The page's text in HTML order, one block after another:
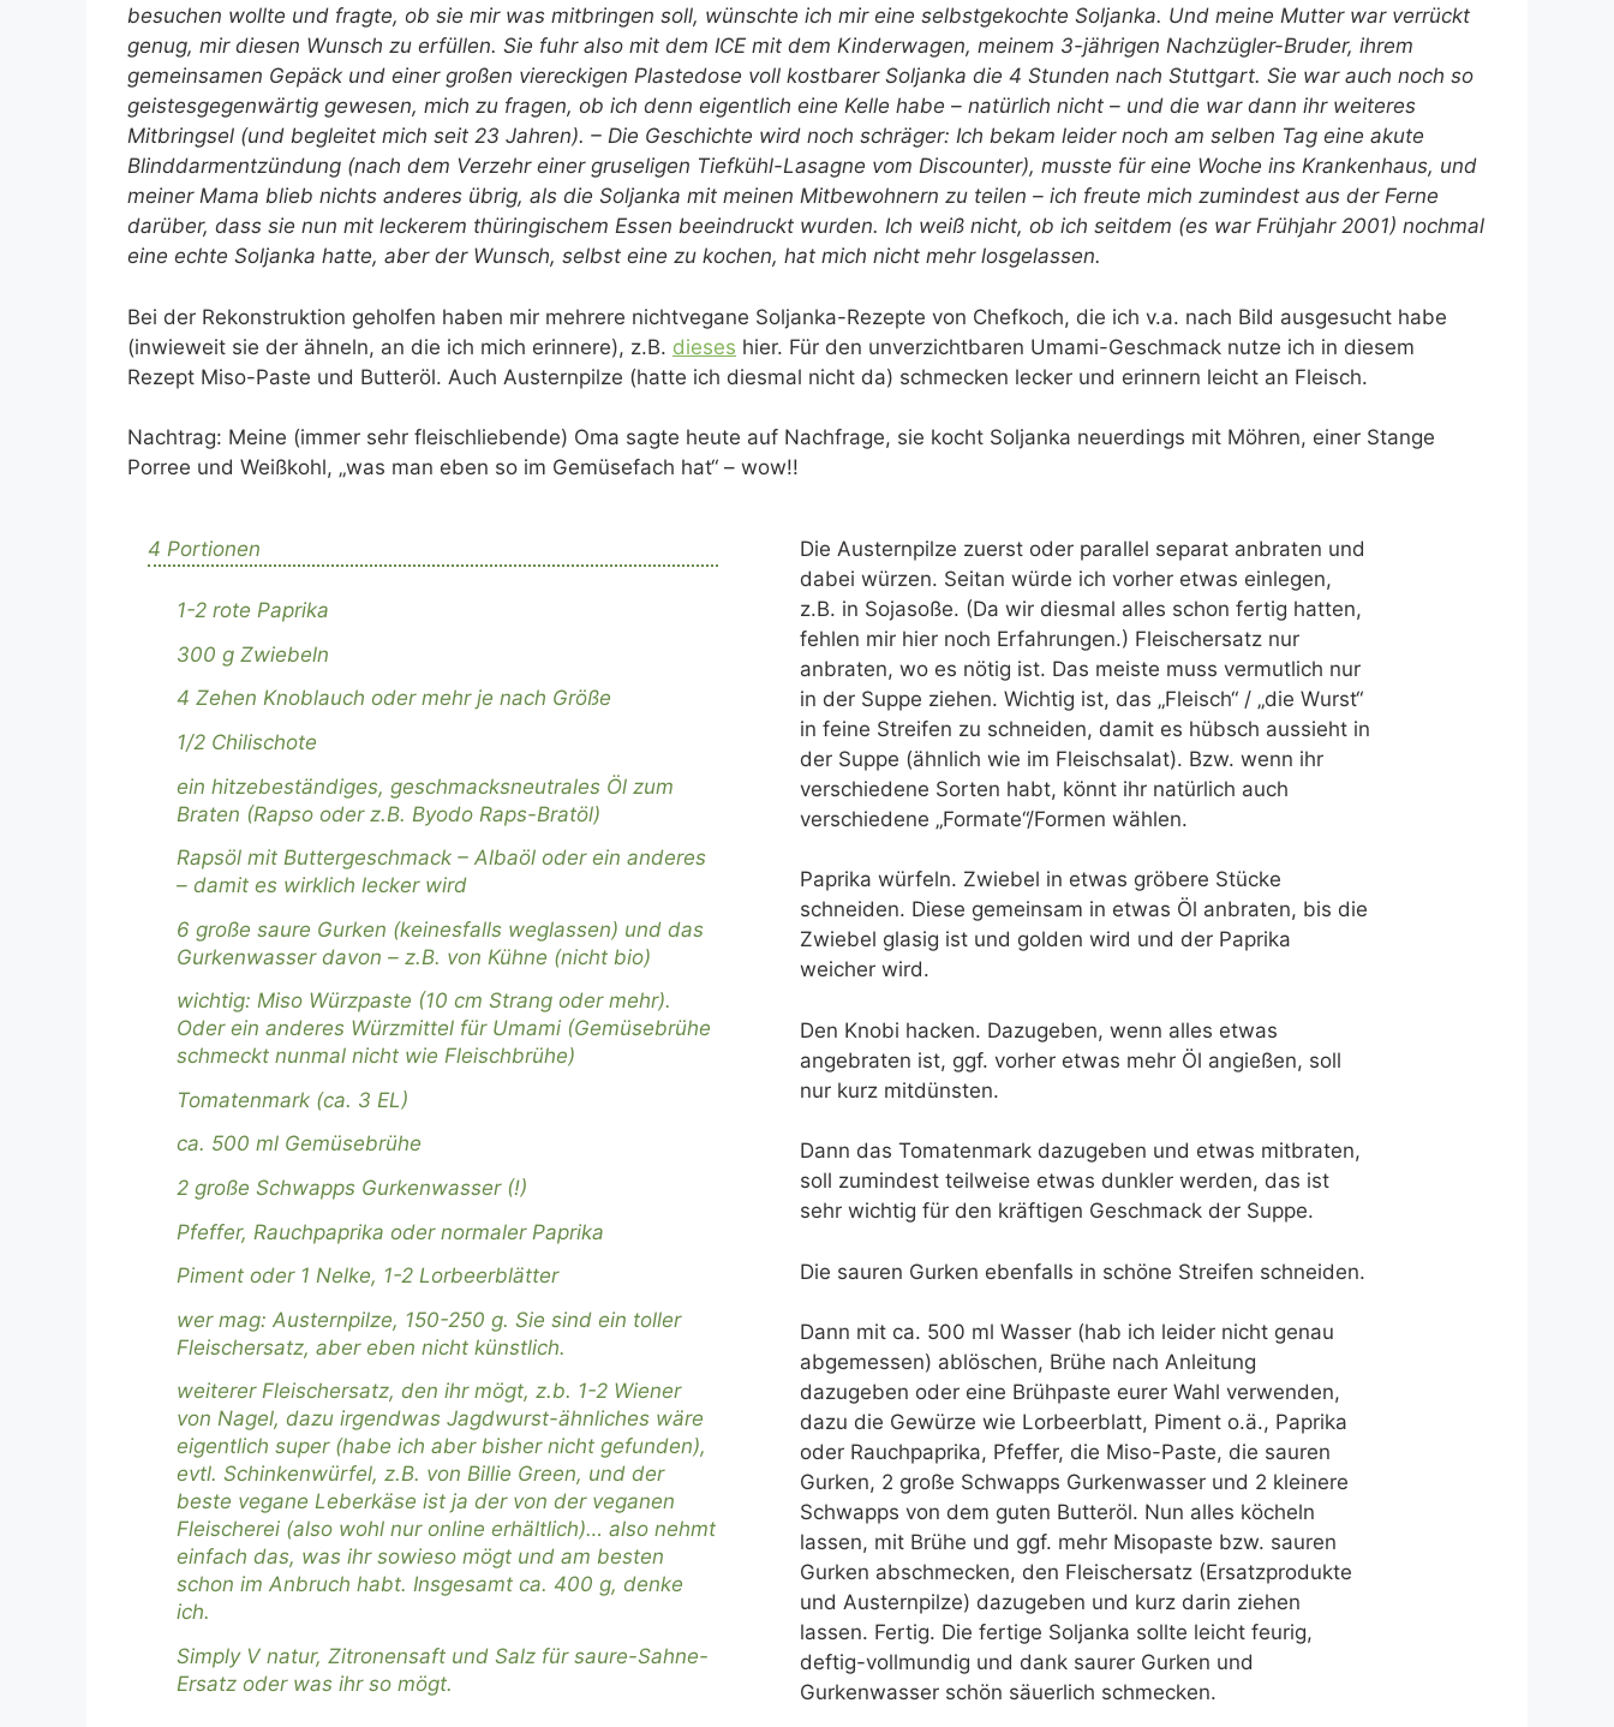
besuchen wollte und fragte, ob sie mir was mitbringen soll, wünschte ich mir eine selbstgekochte Soljanka. Und meine Mutter war verrückt
genug, mir diesen Wunsch zu erfüllen. Sie fuhr also mit dem ICE mit dem Kinderwagen, meinem 3-jährigen Nachzügler-Bruder, ihrem
gemeinsamen Gepäck und einer großen viereckigen Plastedose voll kostbarer Soljanka die 4 Stunden nach Stuttgart. Sie war auch noch so
geistesgegenwärtig gewesen, mich zu fragen, ob ich denn eigentlich eine Kelle habe – natürlich nicht – und die war dann ihr weiteres
Mitbringsel (und begleitet mich seit 23 Jahren). – Die Geschichte wird noch schräger: Ich bekam leider noch am selben Tag eine akute
Blinddarmentzündung (nach dem Verzehr einer gruseligen Tiefkühl-Lasagne vom Discounter), musste für eine Woche ins Krankenhaus, und
meiner Mama blieb nichts anderes übrig, als die Soljanka mit meinen Mitbewohnern zu teilen – ich freute mich zumindest aus der Ferne
darüber, dass sie nun mit leckerem thüringischem Essen beeindruckt wurden. Ich weiß nicht, ob ich seitdem (es war Frühjahr 2001) nochmal
eine echte Soljanka hatte, aber der Wunsch, selbst eine zu kochen, hat mich nicht mehr losgelassen.
Bei der Rekonstruktion geholfen haben mir mehrere nichtvegane Soljanka-Rezepte von Chefkoch, die ich v.a. nach Bild ausgesucht habe
(inwieweit sie der ähneln, an die ich mich erinnere), z.B. dieses hier. Für den unverzichtbaren Umami-Geschmack nutze ich in diesem
Rezept Miso-Paste und Butteröl. Auch Austernpilze (hatte ich diesmal nicht da) schmecken lecker und erinnern leicht an Fleisch.
Nachtrag: Meine (immer sehr fleischliebende) Oma sagte heute auf Nachfrage, sie kocht Soljanka neuerdings mit Möhren, einer Stange
Porree und Weißkohl, „was man eben so im Gemüsefach hat“ – wow!!
4 Portionen
1-2 rote Paprika
300 g Zwiebeln
4 Zehen Knoblauch oder mehr je nach Größe
1/2 Chilischote
ein hitzebeständiges, geschmacksneutrales Öl zum
Braten (Rapso oder z.B. Byodo Raps-Bratöl)
Rapsöl mit Buttergeschmack – Albaöl oder ein anderes
– damit es wirklich lecker wird
6 große saure Gurken (keinesfalls weglassen) und das
Gurkenwasser davon – z.B. von Kühne (nicht bio)
wichtig: Miso Würzpaste (10 cm Strang oder mehr).
Oder ein anderes Würzmittel für Umami (Gemüsebrühe
schmeckt nunmal nicht wie Fleischbrühe)
Tomatenmark (ca. 3 EL)
ca. 500 ml Gemüsebrühe
2 große Schwapps Gurkenwasser (!)
Pfeffer, Rauchpaprika oder normaler Paprika
Piment oder 1 Nelke, 1-2 Lorbeerblätter
wer mag: Austernpilze, 150-250 g. Sie sind ein toller
Fleischersatz, aber eben nicht künstlich.
weiterer Fleischersatz, den ihr mögt, z.b. 1-2 Wiener
von Nagel, dazu irgendwas Jagdwurst-ähnliches wäre
eigentlich super (habe ich aber bisher nicht gefunden),
evtl. Schinkenwürfel, z.B. von Billie Green, und der
beste vegane Leberkäse ist ja der von der veganen
Fleischerei (also wohl nur online erhältlich)… also nehmt
einfach das, was ihr sowieso mögt und am besten
schon im Anbruch habt. Insgesamt ca. 400 g, denke
ich.
Simply V natur, Zitronensaft und Salz für saure-Sahne-
Ersatz oder was ihr so mögt.
Die Austernpilze zuerst oder parallel separat anbraten und
dabei würzen. Seitan würde ich vorher etwas einlegen,
z.B. in Sojasoße. (Da wir diesmal alles schon fertig hatten,
fehlen mir hier noch Erfahrungen.) Fleischersatz nur
anbraten, wo es nötig ist. Das meiste muss vermutlich nur
in der Suppe ziehen. Wichtig ist, das „Fleisch“ / „die Wurst“
in feine Streifen zu schneiden, damit es hübsch aussieht in
der Suppe (ähnlich wie im Fleischsalat). Bzw. wenn ihr
verschiedene Sorten habt, könnt ihr natürlich auch
verschiedene „Formate“/Formen wählen.
Paprika würfeln. Zwiebel in etwas gröbere Stücke
schneiden. Diese gemeinsam in etwas Öl anbraten, bis die
Zwiebel glasig ist und golden wird und der Paprika
weicher wird.
Den Knobi hacken. Dazugeben, wenn alles etwas
angebraten ist, ggf. vorher etwas mehr Öl angießen, soll
nur kurz mitdünsten.
Dann das Tomatenmark dazugeben und etwas mitbraten,
soll zumindest teilweise etwas dunkler werden, das ist
sehr wichtig für den kräftigen Geschmack der Suppe.
Die sauren Gurken ebenfalls in schöne Streifen schneiden.
Dann mit ca. 500 ml Wasser (hab ich leider nicht genau
abgemessen) ablöschen, Brühe nach Anleitung
dazugeben oder eine Brühpaste eurer Wahl verwenden,
dazu die Gewürze wie Lorbeerblatt, Piment o.ä., Paprika
oder Rauchpaprika, Pfeffer, die Miso-Paste, die sauren
Gurken, 2 große Schwapps Gurkenwasser und 2 kleinere
Schwapps von dem guten Butteröl. Nun alles köcheln
lassen, mit Brühe und ggf. mehr Misopaste bzw. sauren
Gurken abschmecken, den Fleischersatz (Ersatzprodukte
und Austernpilze) dazugeben und kurz darin ziehen
lassen. Fertig. Die fertige Soljanka sollte leicht feurig,
deftig-vollmundig und dank saurer Gurken und
Gurkenwasser schön säuerlich schmecken.